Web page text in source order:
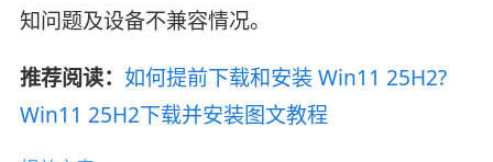
知问题及设备不兼容情况。
推荐阅读： 如何提前下载和安装 Win11 25H2?
Win11 25H2下载并安装图文教程